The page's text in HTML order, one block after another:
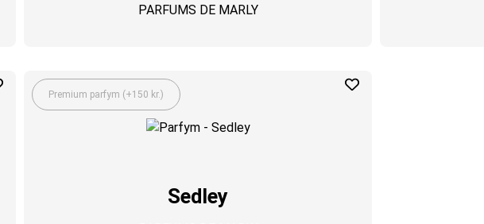
PARFUMS DE MARLY
Premium parfym (+150 kr.)
Sedley